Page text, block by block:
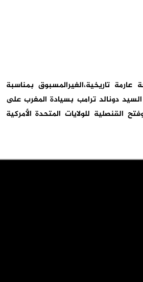
تاريخية،الغيرالمسبوق بمناسبة
دونالد ترامب بسيادة المغرب على
القنصلية للولايات المتحدة الأمركية